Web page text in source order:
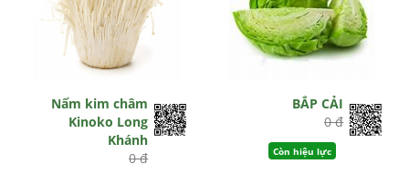
Nấm kim châm
Kinoko Long
Khánh
0 đ
BẮP CẢI
0 đ
Còn hiệu lực